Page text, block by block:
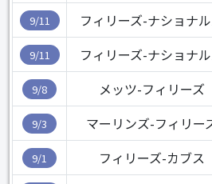
9/11 フィリーズ-ナショナ
9/11 フィリーズ-ナショナ
9/8 メッツ-フィリーズ
9/3 マーリンズ-フィリー
9/1 フィリーズ-カブス